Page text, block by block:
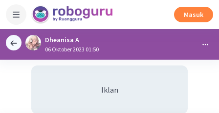
Masuk
Dheanisa A
06 Oktober 2023 01:50
Iklan